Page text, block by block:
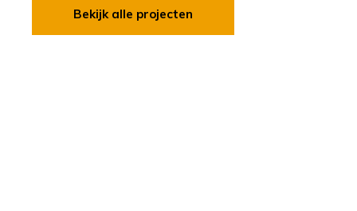
Bekijk alle projecten